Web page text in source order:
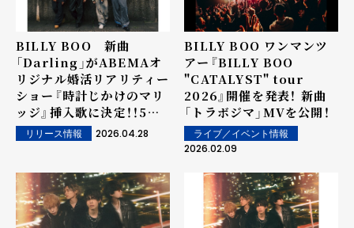
BILLY BOO 新曲
「Darling」がABEMAオ
リジナル婚活リアリティー
ショー『時計じかけのマリ
ッジ』挿入歌に決定！！5月8
日(金)配信リリース！
リリース情報 2026.04.28
BILLY BOO ワンマンツ
アー『BILLY BOO
"CATALYST" tour
2026』開催を発表！ 新曲
「トラボジマ」MVを公開！
ライブ／イベント情報
2026.02.09